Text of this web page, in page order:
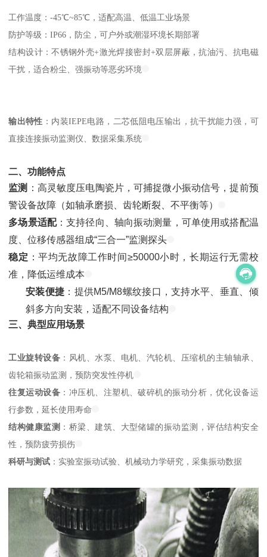
工作温度：-45℃~85℃，适配高温、低温工业场景
防护等级：IP66，防尘，可户外或潮湿环境长期部署
结构设计：不锈钢外壳+激光焊接密封+双层屏蔽，抗油污、抗电磁
干扰，适合粉尘、强振动等恶劣环境
输出特性 ：内装IEPE电路，二芯低阻电压输出，抗干扰能力强，可
直接连接振动监测仪、数据采集系统
二、功能特点
监测
：高灵敏度压电陶瓷片，可捕捉微小振动信号，提前预
警设备故障（如轴承磨损、齿轮断裂、不平衡等）
多场景适配：支持径向、轴向振动测量，可单使用或搭配温
度、位移传感器组成“三合一”监测探头
稳定 ：平均无故障工作时间≥50000小时，长期运行无需校
准，降低运维成本
安装便捷 ：提供M5/M8螺纹接口，支持水平、垂直、倾
斜多方向安装，适配不同设备结构
三、典型应用场景
工业旋转设备 ：风机、水泵、电机、汽轮机、压缩机的主轴轴承、
齿轮箱振动监测，预防突发性停机
往复运动设备 ：冲压机、注塑机、破碎机的振动分析，优化设备运
行参数，延长使用寿命
结构健康监测 ：桥梁、建筑、大型储罐的振动监测，评估结构安全
性，预防疲劳损伤
科研与测试 ：实验室振动试验、机械动力学研究，采集振动数据